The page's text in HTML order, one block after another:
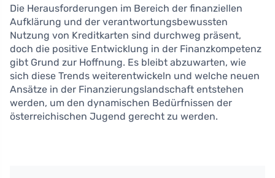
Die Herausforderungen im Bereich der finanziellen
Aufklärung und der verantwortungsbewussten
Nutzung von Kreditkarten sind durchweg präsent,
doch die positive Entwicklung in der Finanzkompetenz
gibt Grund zur Hoffnung. Es bleibt abzuwarten, wie
sich diese Trends weiterentwickeln und welche neuen
Ansätze in der Finanzierungslandschaft entstehen
werden, um den dynamischen Bedürfnissen der
österreichischen Jugend gerecht zu werden.